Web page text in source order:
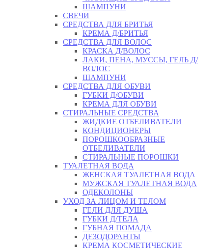
ШАМПУНИ
СВЕЧИ
СРЕДСТВА ДЛЯ БРИТЬЯ
КРЕМА Д/БРИТЬЯ
СРЕДСТВА ДЛЯ ВОЛОС
КРАСКА Д/ВОЛОС
ЛАКИ, ПЕНА, МУССЫ, ГЕЛЬ Д/
ВОЛОС
ШАМПУНИ
СРЕДСТВА ДЛЯ ОБУВИ
ГУБКИ Д/ОБУВИ
КРЕМА ДЛЯ ОБУВИ
СТИРАЛЬНЫЕ СРЕДСТВА
ЖИДКИЕ ОТБЕЛИВАТЕЛИ
КОНДИЦИОНЕРЫ
ПОРОШКООБРАЗНЫЕ
ОТБЕЛИВАТЕЛИ
СТИРАЛЬНЫЕ ПОРОШКИ
ТУАЛЕТНАЯ ВОДА
ЖЕНСКАЯ ТУАЛЕТНАЯ ВОДА
МУЖСКАЯ ТУАЛЕТНАЯ ВОДА
ОДЕКОЛОНЫ
УХОД ЗА ЛИЦОМ И ТЕЛОМ
ГЕЛИ ДЛЯ ДУША
ГУБКИ Д/ТЕЛА
ГУБНАЯ ПОМАДА
ДЕЗОДОРАНТЫ
КРЕМА КОСМЕТИЧЕСКИЕ